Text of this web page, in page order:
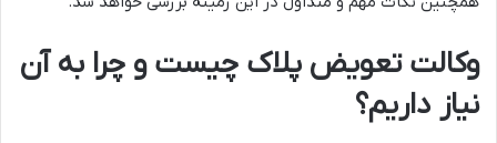
وکالت تعویض پلاک چیست و چرا به آن
نیاز داریم؟